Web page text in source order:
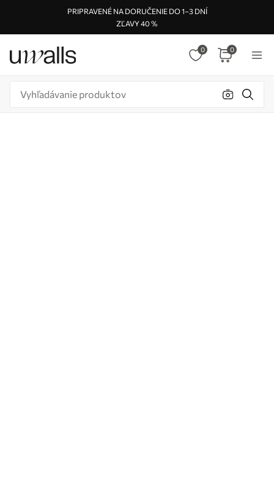
PRIPRAVENÉ NA DORUČENIE DO 1–3 DNÍ
ZĽAVY 40 %
0 0